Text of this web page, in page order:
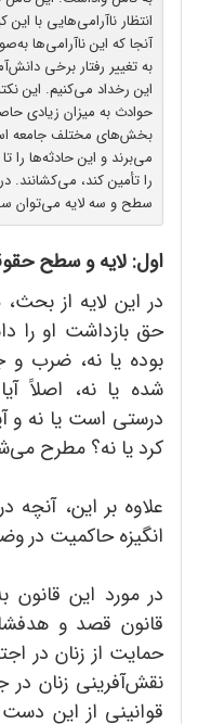
انتظار ناآرامی‌هایی با
آنجا که این ناآرامی‌ها
به تغییر رفتار برخی
این رخداد می‌کنیم. این
حوادث به میزان زیادی
بخش‌های مختلف جامعه
می‌برند و این حادثه‌ها را
را تأمین کند، می‌کشانند.
سطح و سه لایه می‌توان
اول: لایه و سطح
در این لایه از
حق بازداشت او را
بوده یا نه، ضرب و
شده یا نه، اصلاً
درستی است یا نه و
کرد یا نه؟ مطرح
علاوه بر این،
انگیزه حاکمیت در
در مورد این
قانون قصد و
حمایت از زنان در
نقش‌‌آفرینی زنان در
قوانینی از این